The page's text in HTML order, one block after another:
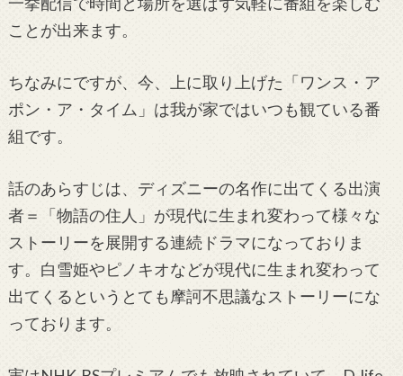
ことが出来ます。
ちなみにですが、今、上に取り上げた「ワンス・ア
ポン・ア・タイム」は我が家ではいつも観ている番
組です。
話のあらすじは、ディズニーの名作に出てくる出演
者＝「物語の住人」が現代に生まれ変わって様々な
ストーリーを展開する連続ドラマになっておりま
す。白雪姫やピノキオなどが現代に生まれ変わって
出てくるというとても摩訶不思議なストーリーにな
っております。